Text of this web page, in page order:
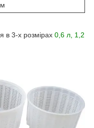
в 3-х розмірах 0,6 л, 1,2